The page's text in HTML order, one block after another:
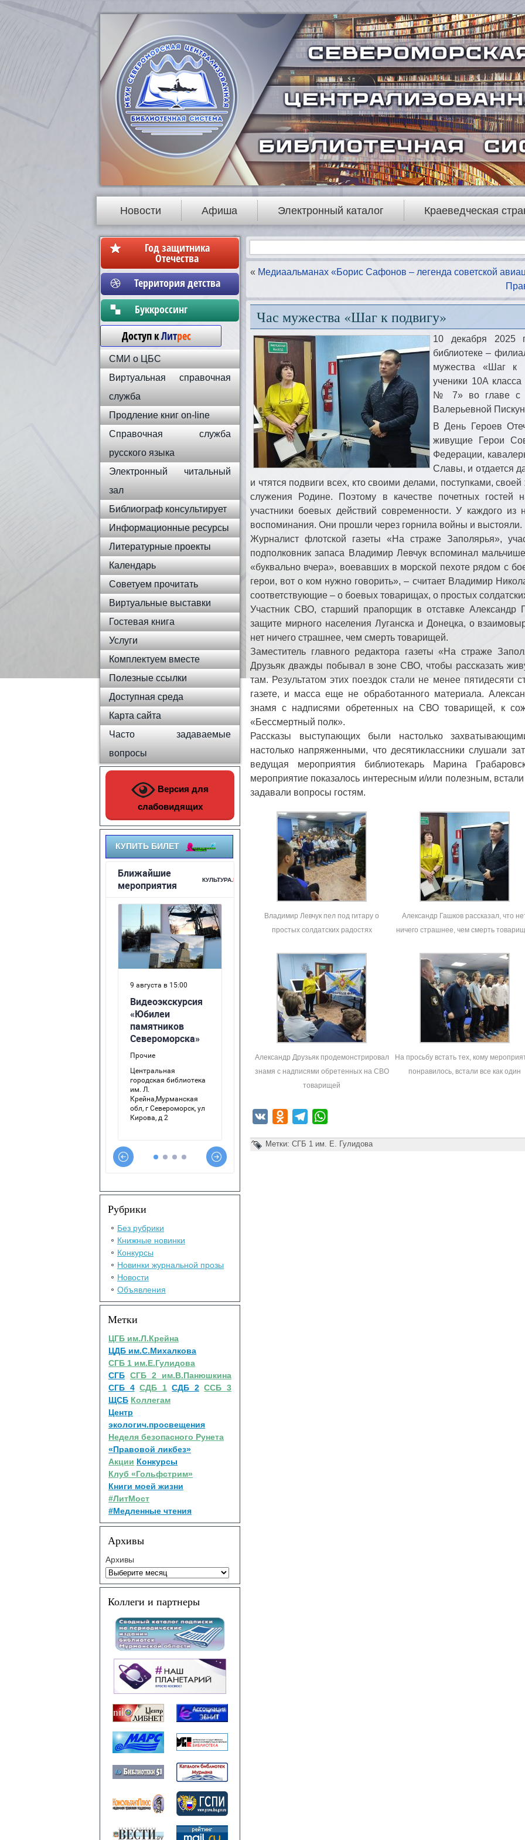
Новости Афиша Электронный каталог Краеведческая
Год защитника
Отечества
Территория детства
Бyккpoccинг
Доступ кЛитрес
СМИ о ЦБС
Виртуальная справочная
служба
Продление книг on-line
Справочная служба
русского языка
Электронный читальный
зал
Библиограф консультирует
Информационные ресурсы
Литературные проекты
Календарь
Советуем прочитать
Виртуальные выставки
Гостевая книга
Услуги
Комплектуем вместе
Полезные ссылки
Доступная среда
Карта сайта
Часто задаваемые
вопросы
Версия для
слабовидящих
КУПИТЬ БИЛЕТ
Рубрики
Без рубрики
Книжные новинки
Конкурсы
Новинки журнальной прозы
Новости
Объявления
Метки
ЦГБ им.Л.Крейна
ЦДБ им.С.Михалкова
СГБ 1 им.Е.Гулидова
СГБ СГБ 2 им.В.Панюшкина
СГБ 4 СДБ 1 СДБ 2 ССБ 3
ЩСБ Коллегам
Центр
экологич.просвещения
Неделя безопасного Рунета
«Правовой ликбез»
Акции Конкурсы
Клуб «Гольфстрим»
Книги моей жизни
#ЛитМост
#Медленные чтения
Архивы
Архивы
Коллеги и партнеры
« Медиаальманах «Борис Сафонов – легенда советской
Час мужества «Шаг к подвигу»
10 декабря 2025
библиотеке –
мужества «Шаг к
ученики 10А
№ 7» во главе с
Валерьевной
В День Героев
живущие Герои
Федерации,
Славы, и отдается
и чтятся подвиги всех, кто своими делами, поступками,
служения Родине. Поэтому в качестве почетных гостей
участники боевых действий современности. У каждого
воспоминания. Они прошли через горнила войны и выстояли.
Журналист флотской газеты «На страже Заполярья»,
подполковник запаса Владимир Левчук вспоминал
«буквально вчера», воевавших в морской пехоте рядом с
герои, вот о ком нужно говорить», – считает Владимир
соответствующие – о боевых товарищах, о простых
Участник СВО, старший прапорщик в отставке Александр
защите мирного населения Луганска и Донецка, о
нет ничего страшнее, чем смерть товарищей.
Заместитель главного редактора газеты «На страже
Друзьяк дважды побывал в зоне СВО, чтобы рассказать
там. Результатом этих поездок стали не менее пятидесяти
газете, и масса еще не обработанного материала.
знамя с надписями обретенных на СВО товарищей, к
«Бессмертный полк».
Рассказы выступающих были настолько
настолько напряженными, что десятиклассники слушали
ведущая мероприятия библиотекарь Марина
мероприятие показалось интересным и/или полезным,
задавали вопросы гостям.
Владимир Левчук пел под гитару о
простых солдатских радостях
Александр Гашков рассказал, что
ничего страшнее, чем смерть
Александр Друзьяк продемонстрировал
знамя с надписями обретенных на СВО
товарищей
На просьбу встать тех, кому
понравилось, встали все как один
VK Odnoklassniki
Telegram
Метки: СГБ 1 им. Е. Гулидова